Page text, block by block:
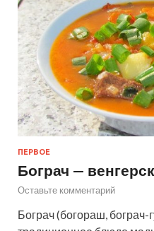
ПЕРВОЕ
Бограч —
Оставьте комментарий
Бограч (богораш, бограч-